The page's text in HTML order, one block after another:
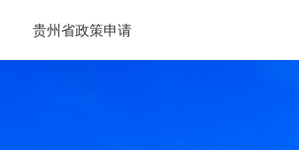
贵州省政策申请